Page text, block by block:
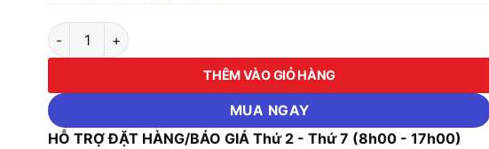
Dây cáp điện Cu/PVC/PVC VV-3x35+1x25mm² Taya - 0.6/1KV số lượng
THÊM VÀO GIỎ HÀNG
MUA NGAY
HỖ TRỢ ĐẶT HÀNG/BÁO GIÁ Thứ 2 - Thứ 7 (8h00 - 17h00)